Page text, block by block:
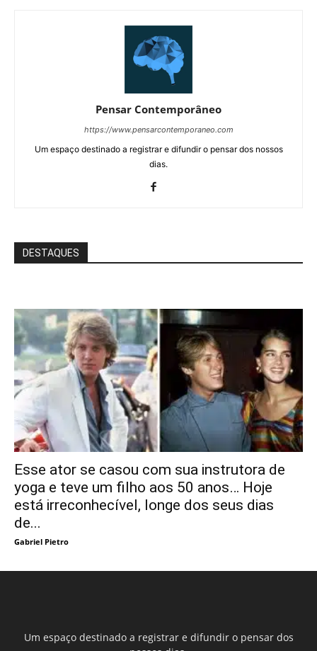
Pensar Contemporâneo
https://www.pensarcontemporaneo.com
Um espaço destinado a registrar e difundir o pensar dos nossos
dias.
DESTAQUES
Esse ator se casou com sua instrutora de
yoga e teve um filho aos 50 anos… Hoje
está irreconhecível, longe dos seus dias
de...
Gabriel Pietro
Um espaço destinado a registrar e difundir o pensar dos